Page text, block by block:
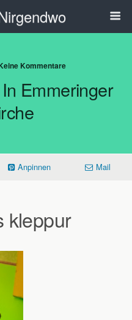
Kommentare
Emmeringer
Anpinnen Mail
kleppur